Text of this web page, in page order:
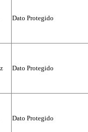
Dato Protegido
Dato Protegido
Dato Protegido